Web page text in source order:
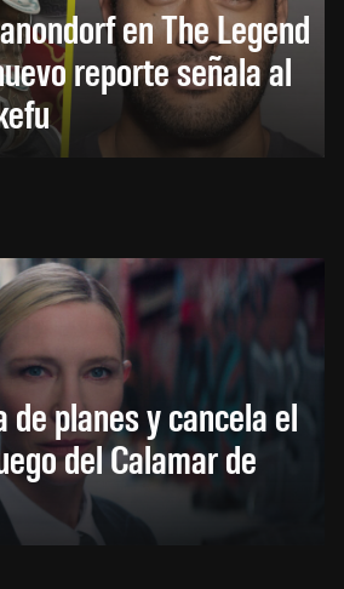
en The Legend
reporte señala al
planes y cancela el
del Calamar de